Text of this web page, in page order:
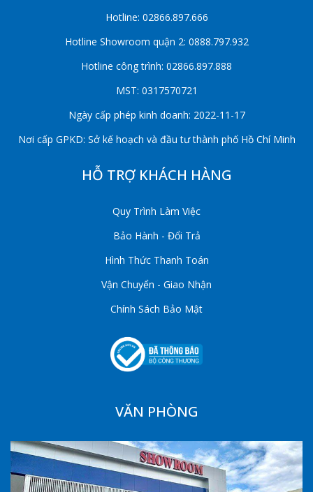
Hotline: 02866.897.666
Hotline Showroom quận 2: 0888.797.932
Hotline công trình: 02866.897.888
MST: 0317570721
Ngày cấp phép kinh doanh: 2022-11-17
Nơi cấp GPKD: Sở kế hoạch và đầu tư thành phố Hồ Chí Minh
HỖ TRỢ KHÁCH HÀNG
Quy Trình Làm Việc
Bảo Hành - Đổi Trả
Hình Thức Thanh Toán
Vận Chuyển - Giao Nhận
Chính Sách Bảo Mật
VĂN PHÒNG